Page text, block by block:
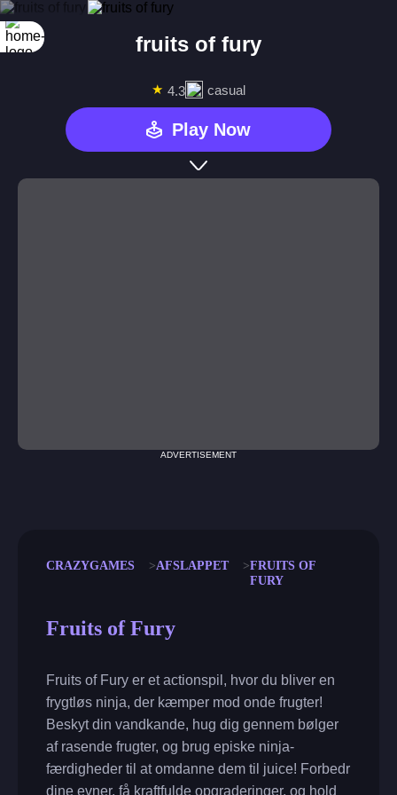
fruits of fury
★ 4.3 casual
Play Now
ADVERTISEMENT
CRAZYGAMES AFSLAPPET
FRUITS OF
FURY
Fruits of Fury
Fruits of Fury er et actionspil, hvor du bliver en
frygtløs ninja, der kæmper mod onde frugter!
Beskyt din vandkande, hug dig gennem bølger
af rasende frugter, og brug episke ninja-
færdigheder til at omdanne dem til juice! Forbedr
dine evner, få kraftfulde opgraderinger, og hold